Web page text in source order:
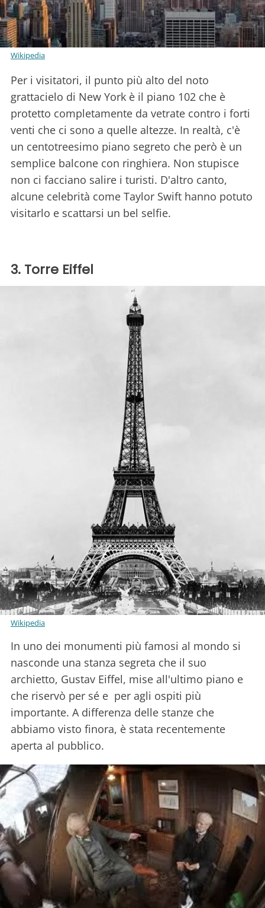
Wikipedia
Per i visitatori, il punto più alto del noto
grattacielo di New York è il piano 102 che è
protetto completamente da vetrate contro i forti
venti che ci sono a quelle altezze. In realtà, c'è
un centotreesimo piano segreto che però è un
semplice balcone con ringhiera. Non stupisce
non ci facciano salire i turisti. D'altro canto,
alcune celebrità come Taylor Swift hanno potuto
visitarlo e scattarsi un bel selfie.
3. Torre Eiffel
Wikipedia
In uno dei monumenti più famosi al mondo si
nasconde una stanza segreta che il suo
archietto, Gustav Eiffel, mise all'ultimo piano e
che riservò per sé e per agli ospiti più
importante. A differenza delle stanze che
abbiamo visto finora, è stata recentemente
aperta al pubblico.